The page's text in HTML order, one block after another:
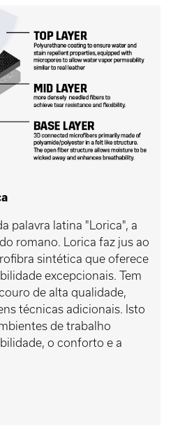
palavra latina "Lorica", a
romano. Lorica faz jus ao
sintética que oferece
excepcionais. Tem
de alta qualidade,
técnicas adicionais. Isto
de trabalho
o conforto e a